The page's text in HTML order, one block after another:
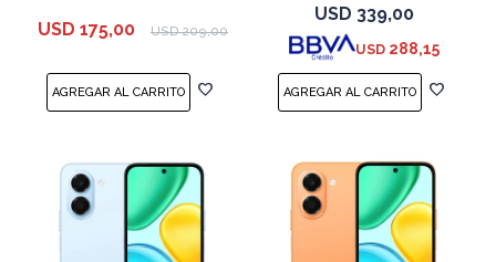
USD 175,00 USD 209,00
USD 339,00
USD 288,15